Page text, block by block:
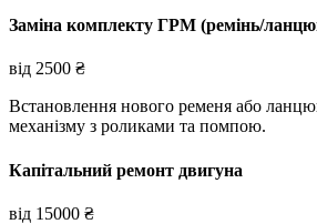
Заміна комплекту ГРМ (ремінь/
від 2500 ₴
Встановлення нового ременя або
механізму з роликами та помпою.
Капітальний ремонт двигуна
від 15000 ₴